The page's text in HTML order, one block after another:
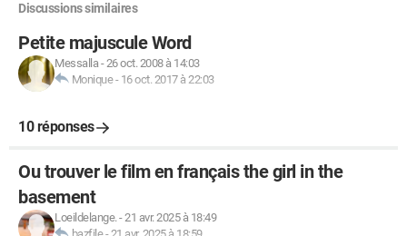
Discussions similaires
Petite majuscule Word
Messalla-26 oct. 2008 à 14:03
Monique- 16 oct. 2017 à 22:03
10 réponses
Ou trouver le film en français the girl in the
basement
Loeildelange.-21 avr. 2025 à 18:49